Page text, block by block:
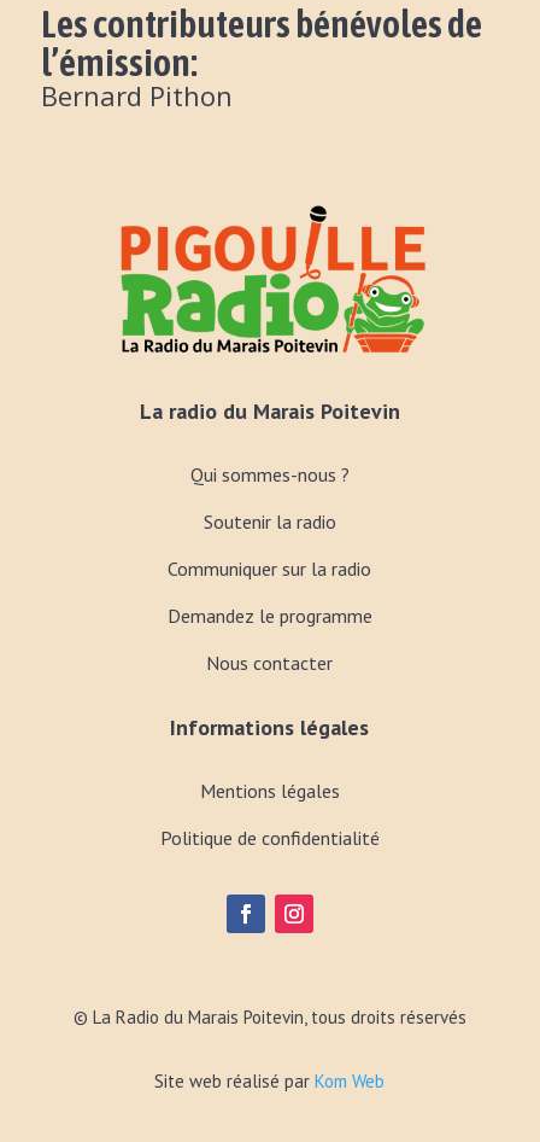
Les contributeurs bénévoles de
l’émission:
Bernard Pithon
La radio du Marais Poitevin
Qui sommes-nous ?
Soutenir la radio
Communiquer sur la radio
Demandez le programme
Nous contacter
Informations légales
Mentions légales
Politique de confidentialité
© La Radio du Marais Poitevin, tous droits réservés
Site web réalisé parKom Web